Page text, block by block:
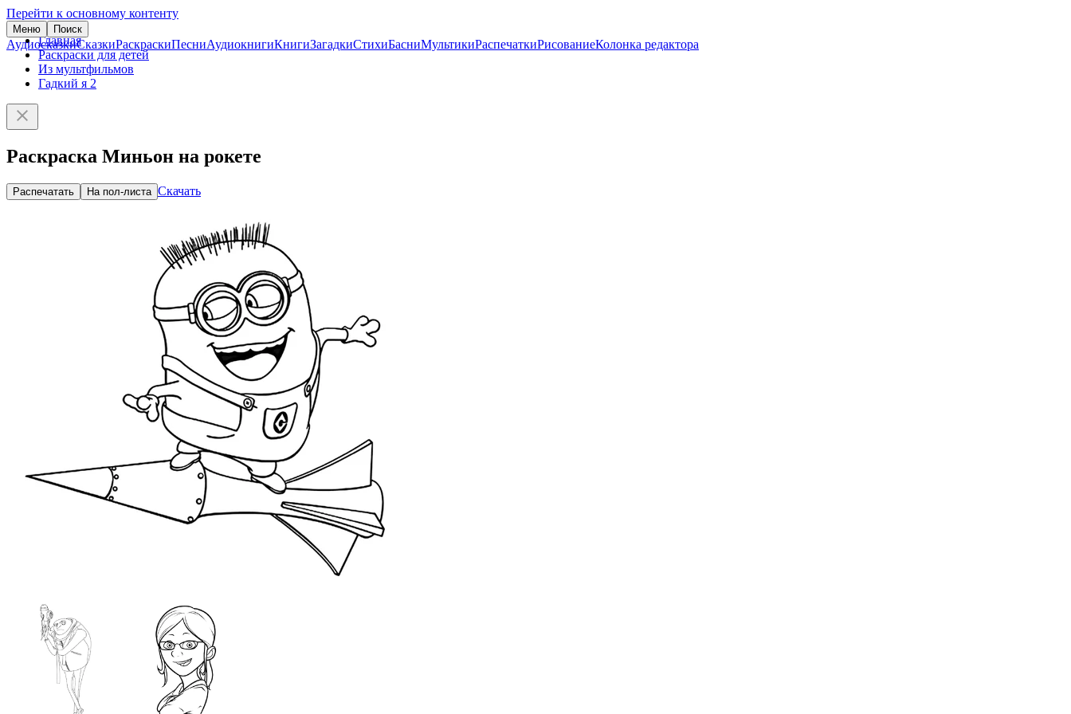
Перейти к основному контенту
Меню Поиск
АудиосказкиСказкиРаскраскиПесниАудиокнигиКнигиЗагадкиСтихиБасниМультикиРаспечаткиРисованиеКолонка редактора
Главная
Раскраски для детей
Из мультфильмов
Гадкий я 2
Раскраска Миньон на рокете
Распечатать На пол-листа Скачать